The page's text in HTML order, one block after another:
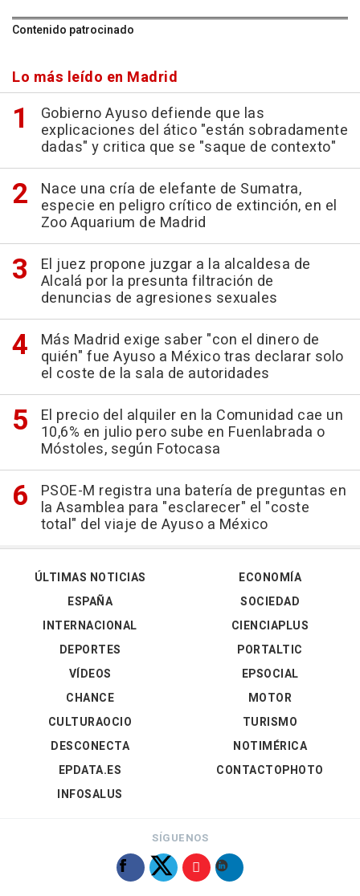
Contenido patrocinado
Lo más leído en Madrid
Gobierno Ayuso defiende que las
explicaciones del ático "están sobradamente
dadas" y critica que se "saque de contexto"
Nace una cría de elefante de Sumatra,
especie en peligro crítico de extinción, en el
Zoo Aquarium de Madrid
El juez propone juzgar a la alcaldesa de
Alcalá por la presunta filtración de
denuncias de agresiones sexuales
Más Madrid exige saber "con el dinero de
quién" fue Ayuso a México tras declarar solo
el coste de la sala de autoridades
El precio del alquiler en la Comunidad cae un
10,6% en julio pero sube en Fuenlabrada o
Móstoles, según Fotocasa
PSOE-M registra una batería de preguntas en
la Asamblea para "esclarecer" el "coste
total" del viaje de Ayuso a México
ÚLTIMAS NOTICIAS
ESPAÑA
INTERNACIONAL
DEPORTES
VÍDEOS
ECONOMÍA
SOCIEDAD
CIENCIAPLUS
PORTALTIC
EPSOCIAL
CHANCE
CULTURAOCIO
DESCONECTA
EPDATA.ES
INFOSALUS
MOTOR
TURISMO
NOTIMÉRICA
CONTACTOPHOTO
SÍGUENOS